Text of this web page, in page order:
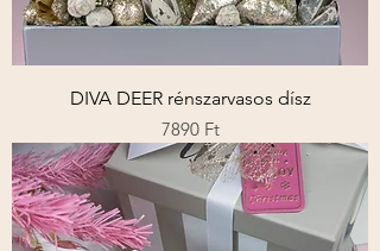
DIVA DEER rénszarvasos dísz
Ár
7890 Ft